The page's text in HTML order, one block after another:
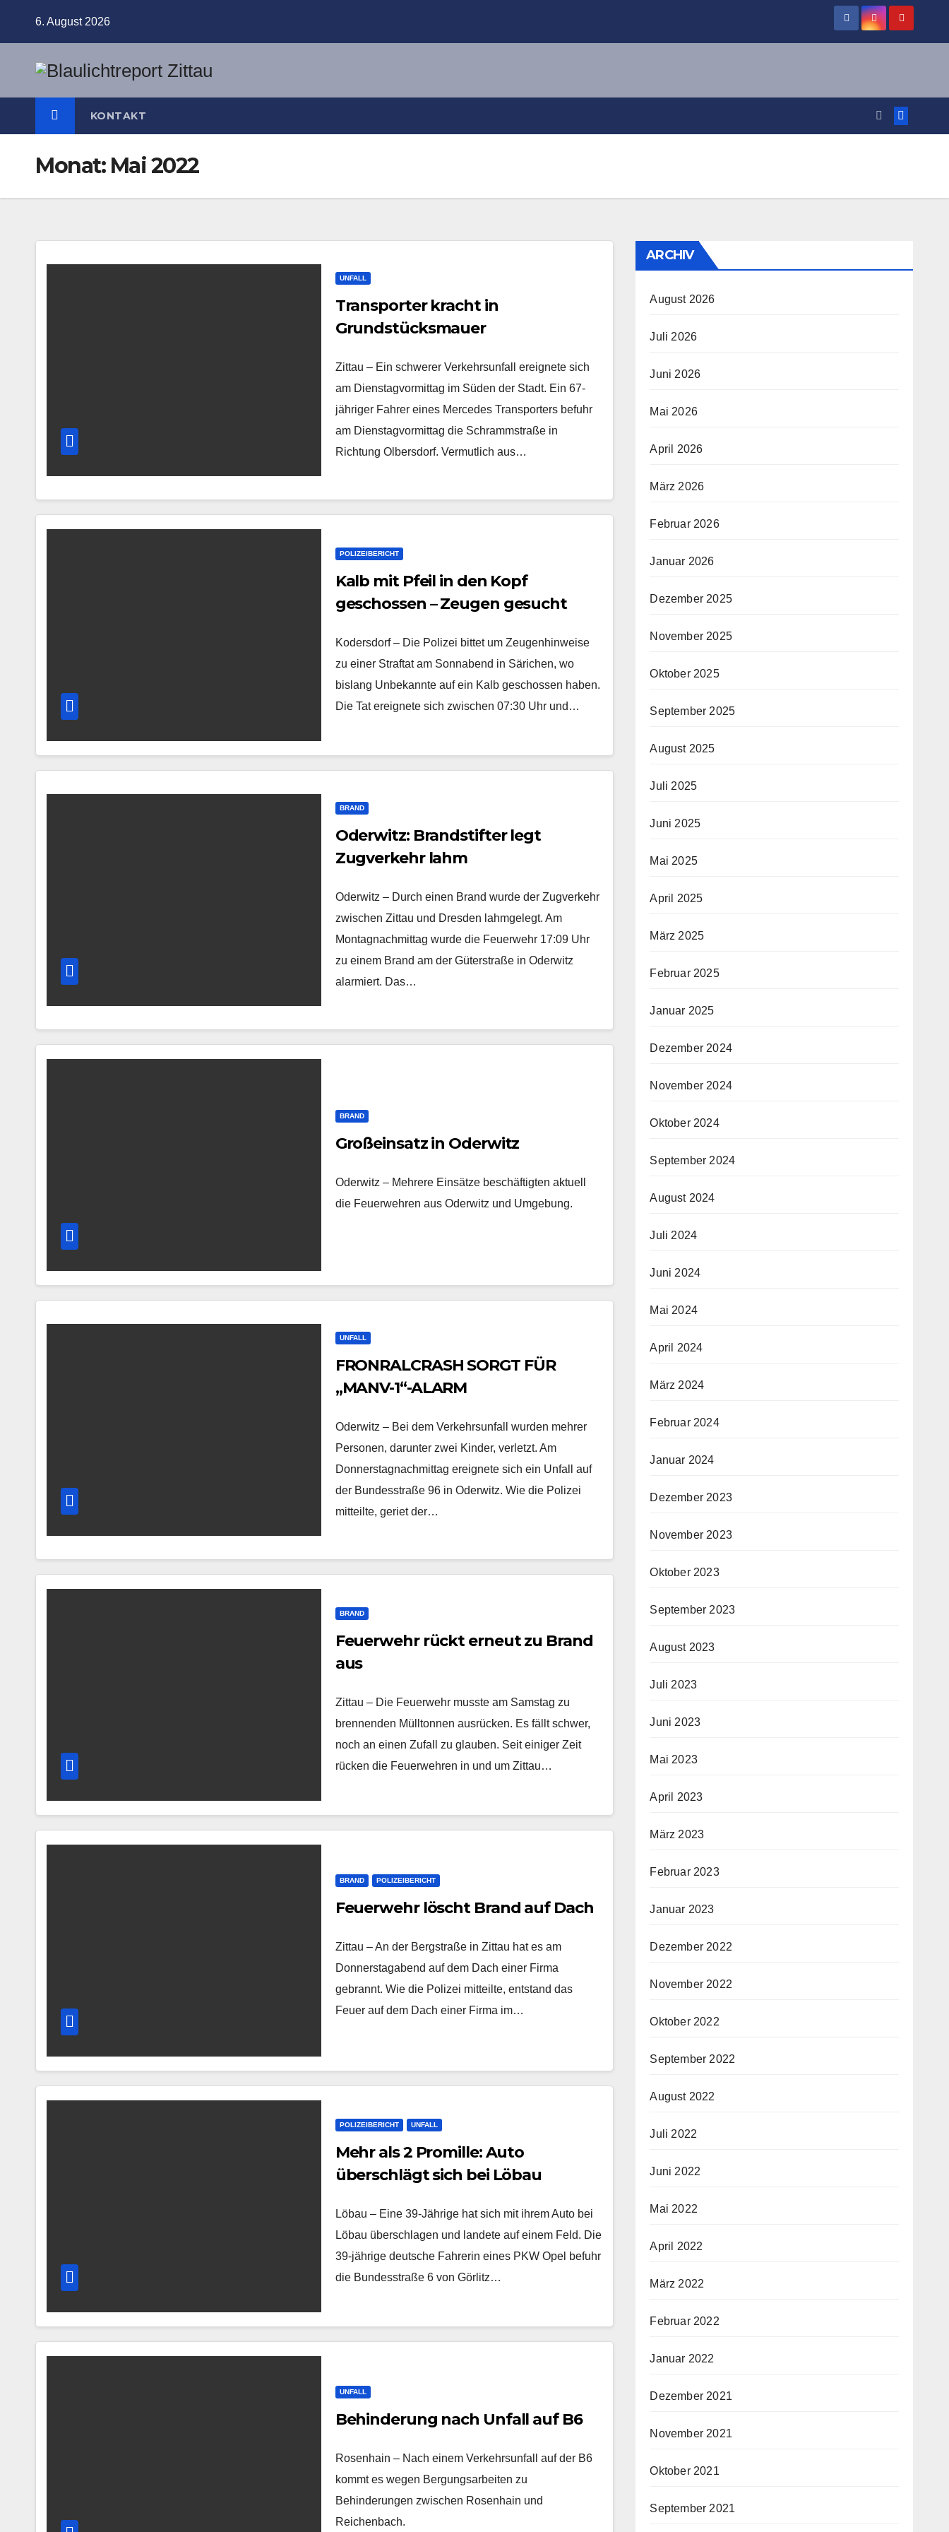
6. August 2026
KONTAKT
Monat: Mai 2022
UNFALL
Transporter kracht in
Grundstücksmauer
Zittau – Ein schwerer Verkehrsunfall ereignete sich
am Dienstagvormittag im Süden der Stadt. Ein 67-
jähriger Fahrer eines Mercedes Transporters befuhr
am Dienstagvormittag die Schrammstraße in
Richtung Olbersdorf. Vermutlich aus…
POLIZEIBERICHT
Kalb mit Pfeil in den Kopf
geschossen – Zeugen gesucht
Kodersdorf – Die Polizei bittet um Zeugenhinweise
zu einer Straftat am Sonnabend in Särichen, wo
bislang Unbekannte auf ein Kalb geschossen haben.
Die Tat ereignete sich zwischen 07:30 Uhr und…
BRAND
Oderwitz: Brandstifter legt
Zugverkehr lahm
Oderwitz – Durch einen Brand wurde der Zugverkehr
zwischen Zittau und Dresden lahmgelegt. Am
Montagnachmittag wurde die Feuerwehr 17:09 Uhr
zu einem Brand am der Güterstraße in Oderwitz
alarmiert. Das…
BRAND
Großeinsatz in Oderwitz
Oderwitz – Mehrere Einsätze beschäftigten aktuell
die Feuerwehren aus Oderwitz und Umgebung.
UNFALL
FRONRALCRASH SORGT FÜR
„MANV-1“-ALARM
Oderwitz – Bei dem Verkehrsunfall wurden mehrer
Personen, darunter zwei Kinder, verletzt. Am
Donnerstagnachmittag ereignete sich ein Unfall auf
der Bundesstraße 96 in Oderwitz. Wie die Polizei
mitteilte, geriet der…
BRAND
Feuerwehr rückt erneut zu Brand
aus
Zittau – Die Feuerwehr musste am Samstag zu
brennenden Mülltonnen ausrücken. Es fällt schwer,
noch an einen Zufall zu glauben. Seit einiger Zeit
rücken die Feuerwehren in und um Zittau…
BRAND POLIZEIBERICHT
Feuerwehr löscht Brand auf Dach
Zittau – An der Bergstraße in Zittau hat es am
Donnerstagabend auf dem Dach einer Firma
gebrannt. Wie die Polizei mitteilte, entstand das
Feuer auf dem Dach einer Firma im…
POLIZEIBERICHT UNFALL
Mehr als 2 Promille: Auto
überschlägt sich bei Löbau
Löbau – Eine 39-Jährige hat sich mit ihrem Auto bei
Löbau überschlagen und landete auf einem Feld. Die
39-jährige deutsche Fahrerin eines PKW Opel befuhr
die Bundesstraße 6 von Görlitz…
UNFALL
Behinderung nach Unfall auf B6
Rosenhain – Nach einem Verkehrsunfall auf der B6
kommt es wegen Bergungsarbeiten zu
Behinderungen zwischen Rosenhain und
Reichenbach.
ARCHIV
August 2026
Juli 2026
Juni 2026
Mai 2026
April 2026
März 2026
Februar 2026
Januar 2026
Dezember 2025
November 2025
Oktober 2025
September 2025
August 2025
Juli 2025
Juni 2025
Mai 2025
April 2025
März 2025
Februar 2025
Januar 2025
Dezember 2024
November 2024
Oktober 2024
September 2024
August 2024
Juli 2024
Juni 2024
Mai 2024
April 2024
März 2024
Februar 2024
Januar 2024
Dezember 2023
November 2023
Oktober 2023
September 2023
August 2023
Juli 2023
Juni 2023
Mai 2023
April 2023
März 2023
Februar 2023
Januar 2023
Dezember 2022
November 2022
Oktober 2022
September 2022
August 2022
Juli 2022
Juni 2022
Mai 2022
April 2022
März 2022
Februar 2022
Januar 2022
Dezember 2021
November 2021
Oktober 2021
September 2021